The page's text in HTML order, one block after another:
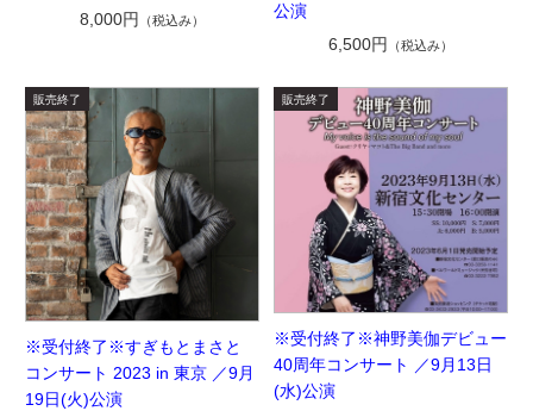
8,000円
（税込み）
公演
6,500円
（税込み）
※受付終了※すぎもとまさと
コンサート 2023 in 東京 ／9月
19日(火)公演
※受付終了※神野美伽デビュー
40周年コンサート ／9月13日
(水)公演